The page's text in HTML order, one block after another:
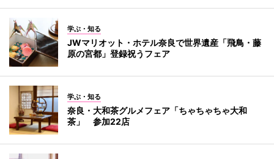
学ぶ・知る
JWマリオット・ホテル奈良で世界遺産「飛鳥・藤
原の宮都」登録祝うフェア
学ぶ・知る
奈良・大和茶グルメフェア「ちゃちゃちゃ大和
茶」 参加22店